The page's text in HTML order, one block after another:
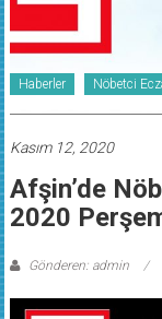
Haberler Nöbetci
Kasım 12, 2020
Afşin’de
2020
Gönderen: admin